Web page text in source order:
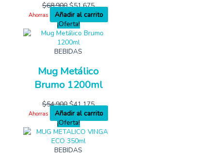
$68,900 $51,675
Ahorras
Añadir al carrito
¡Oferta!
BEBIDAS
Mug Metálico
Brumo 1200ml
$54,900 $41,175
Ahorras
Añadir al carrito
¡Oferta!
BEBIDAS